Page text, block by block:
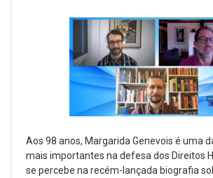
Aos 98 anos, Margarida Genevois é uma
mais importantes na defesa dos Direitos
se percebe na recém-lançada biografia